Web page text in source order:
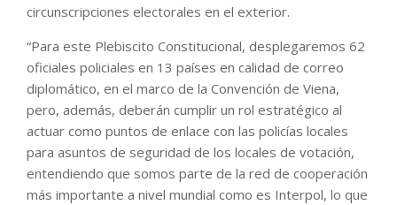
circunscripciones electorales en el exterior.
“Para este Plebiscito Constitucional, desplegaremos 62
oficiales policiales en 13 países en calidad de correo
diplomático, en el marco de la Convención de Viena,
pero, además, deberán cumplir un rol estratégico al
actuar como puntos de enlace con las policías locales
para asuntos de seguridad de los locales de votación,
entendiendo que somos parte de la red de cooperación
más importante a nivel mundial como es Interpol, lo que